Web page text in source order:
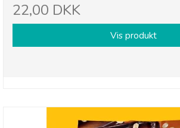
22,00 DKK
Vis produkt